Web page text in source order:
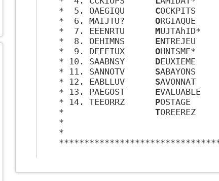
*  5. OAEGIQU COCKPITS
*  6. MAIJTU? ORGIAQUE
*  7. EEENRTU MUJTAhID*
*  8. OEHIMNS ENTREJEU
*  9. DEEEIUX OHNISME*
* 10. SAABNSY DEUXIEME
* 11. SANNOTV SABAYONS
* 12. EABLLUV S
* 13. PAEGOST E
* 14. TEEORRZ POSTAGE
* TOREEREZ
*
*